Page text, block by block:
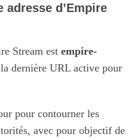
d’Empire
Stream est empire-
dernière URL active pour
pour contourner les
avec pour objectif de